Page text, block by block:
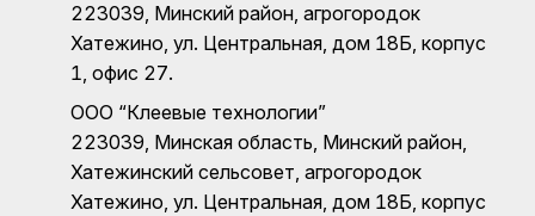
223039, Минский район, агрогородок
Хатежино, ул. Центральная, дом 18Б, корпус
1, офис 27.
ООО “Клеевые технологии”
223039, Минская область, Минский район,
Хатежинский сельсовет, агрогородок
Хатежино, ул. Центральная, дом 18Б, корпус